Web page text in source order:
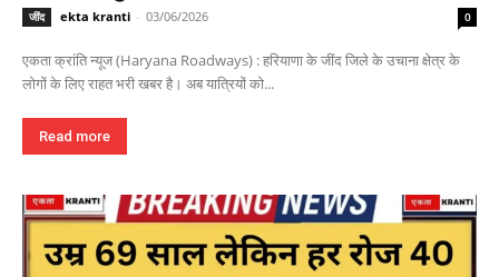
जींद ekta kranti - 03/06/2026 0
एकता क्रांति न्यूज (Haryana Roadways) : हरियाणा के जींद जिले के उचाना क्षेत्र के
लोगों के लिए राहत भरी खबर है। अब यात्रियों को...
Read more